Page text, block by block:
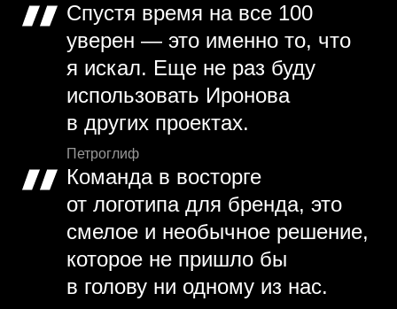
Спустя время на все 100
уверен — это именно то, что
я искал. Еще не раз буду
использовать Иронова
в других проектах.
Петроглиф
Команда в восторге
от логотипа для бренда, это
смелое и необычное решение,
которое не пришло бы
в голову ни одному из нас.